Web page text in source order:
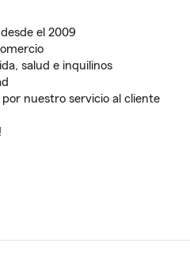
el 2009
salud e inquilinos
nuestro servicio al cliente